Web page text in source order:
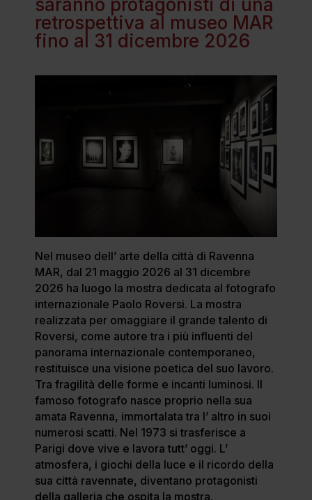
saranno protagonisti di una
retrospettiva al museo MAR
fino al 31 dicembre 2026
Nel museo dell’ arte della città di Ravenna
MAR, dal 21 maggio 2026 al 31 dicembre
2026 ha luogo la mostra dedicata al fotografo
internazionale Paolo Roversi. La mostra
realizzata per omaggiare il grande talento di
Roversi, come autore tra i più influenti del
panorama internazionale contemporaneo,
restituisce una visione poetica del suo lavoro.
Tra fragilità delle forme e incanti luminosi. Il
famoso fotografo nasce proprio nella sua
amata Ravenna, immortalata tra l’ altro in suoi
numerosi scatti. Nel 1973 si trasferisce a
Parigi dove vive e lavora tutt’ oggi. L’
atmosfera, i giochi della luce e il ricordo della
sua città ravennate, diventano protagonisti
della galleria che ospita la mostra.